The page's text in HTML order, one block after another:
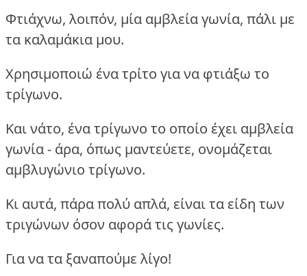
Φτιάχνω, λοιπόν, μία αμβλεία γωνία, πάλι με
τα καλαμάκια μου.
Χρησιμοποιώ ένα τρίτο για να φτιάξω το
τρίγωνο.
Και νάτο, ένα τρίγωνο το οποίο έχει αμβλεία
γωνία - άρα, όπως μαντεύετε, ονομάζεται
αμβλυγώνιο τρίγωνο.
Κι αυτά, πάρα πολύ απλά, είναι τα είδη των
τριγώνων όσον αφορά τις γωνίες.
Για να τα ξαναπούμε λίγο!